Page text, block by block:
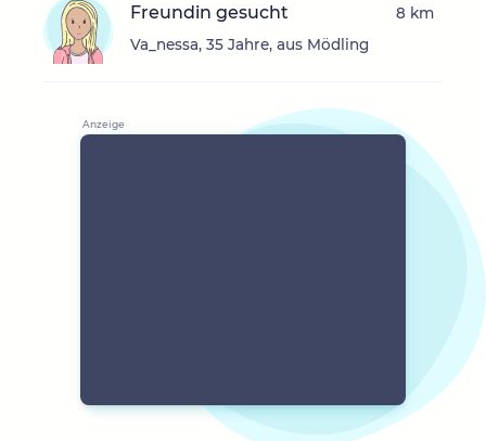
Freundin gesucht
Va_nessa, 35 Jahre, aus Mödling
8 km